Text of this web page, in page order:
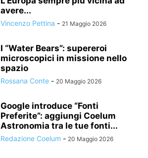
avere...
Vincenzo Pettina - 21 Maggio 2026
I “Water Bears”: supereroi
microscopici in missione nello
spazio
Rossana Conte - 20 Maggio 2026
Google introduce “Fonti
Preferite”: aggiungi Coelum
Astronomia tra le tue fonti...
Redazione Coelum - 20 Maggio 2026